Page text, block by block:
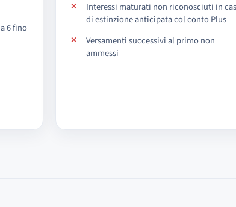
6 fino
Interessi maturati non riconosciuti in
di estinzione anticipata col conto Plus
Versamenti successivi al primo non
ammessi